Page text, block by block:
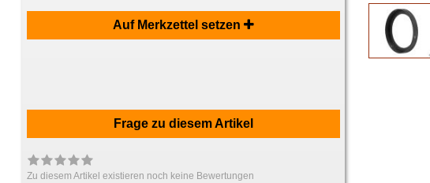
Auf Merkzettel setzen
Frage zu diesem Artikel
Zu diesem Artikel existieren noch keine Bewertungen